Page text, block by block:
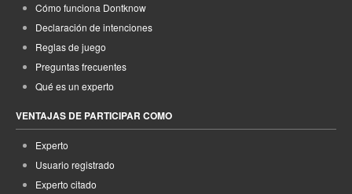
Cómo funciona Dontknow
Declaración de intenciones
Reglas de juego
Preguntas frecuentes
Qué es un experto
VENTAJAS DE PARTICIPAR COMO
Experto
Usuario registrado
Experto citado